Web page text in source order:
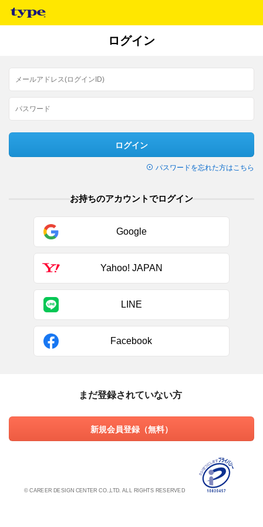
ログイン
ログイン
パスワードを忘れた方はこちら
お持ちのアカウントでログイン
Google
Yahoo! JAPAN
LINE
Facebook
まだ登録されていない方
新規会員登録（無料）
© CAREER DESIGN CENTER CO.,LTD. ALL RIGHTS RESERVED